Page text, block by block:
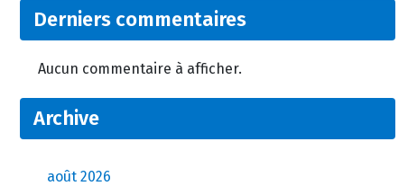
Derniers commentaires
Aucun commentaire à afficher.
Archive
août 2026